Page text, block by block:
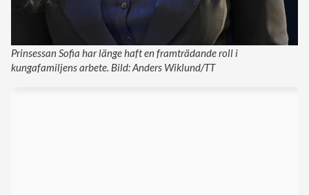
Prinsessan Sofia har länge haft en framträdande roll i
kungafamiljens arbete. Bild: Anders Wiklund/TT